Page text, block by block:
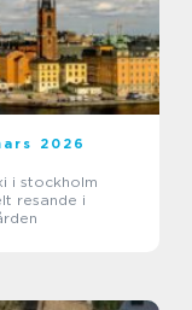
2026
i stockholm
resande i